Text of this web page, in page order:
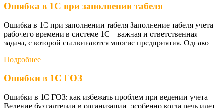
Ошибка в 1С при заполнении табеля
Ошибка в 1С при заполнении табеля Заполнение табеля учета
рабочего времени в системе 1С – важная и ответственная
задача, с которой сталкиваются многие предприятия. Однако
Подробнее
Ошибки в 1С ГОЗ
Ошибки в 1С ГОЗ: как избежать проблем при ведении учета
Ведение бухгалтерии в организации, особенно когда речь идет